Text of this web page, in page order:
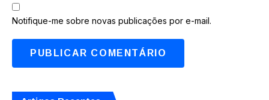
Notifique-me sobre novas publicações por e-mail.